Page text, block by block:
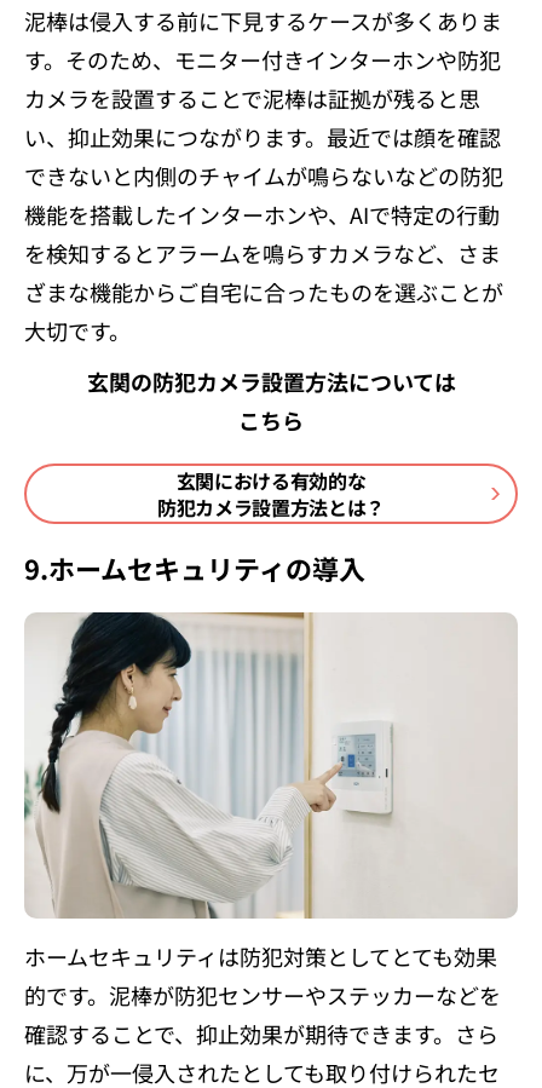
泥棒は侵入する前に下見するケースが多くありま
す。そのため、モニター付きインターホンや防犯
カメラを設置することで泥棒は証拠が残ると思
い、抑止効果につながります。最近では顔を確認
できないと内側のチャイムが鳴らないなどの防犯
機能を搭載したインターホンや、AIで特定の行動
を検知するとアラームを鳴らすカメラなど、さま
ざまな機能からご自宅に合ったものを選ぶことが
大切です。
玄関の防犯カメラ設置方法については
こちら
玄関における有効的な
防犯カメラ設置方法とは？
9.ホームセキュリティの導入
ホームセキュリティは防犯対策としてとても効果
的です。泥棒が防犯センサーやステッカーなどを
確認することで、抑止効果が期待できます。さら
に、万が一侵入されたとしても取り付けられたセ